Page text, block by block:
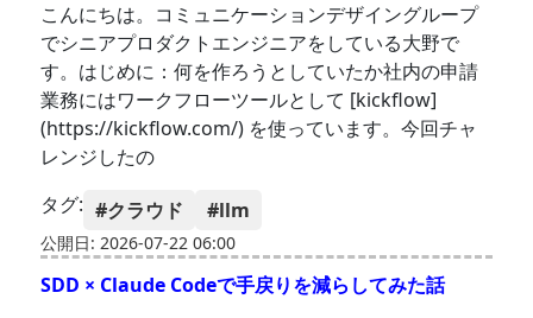
こんにちは。コミュニケーションデザイングループ
でシニアプロダクトエンジニアをしている大野で
す。はじめに：何を作ろうとしていたか社内の申請
業務にはワークフローツールとして [kickflow]
(https://kickflow.com/) を使っています。今回チャ
レンジしたの
タグ: #クラウド #llm
公開日: 2026-07-22 06:00
SDD × Claude Codeで手戻りを減らしてみた話